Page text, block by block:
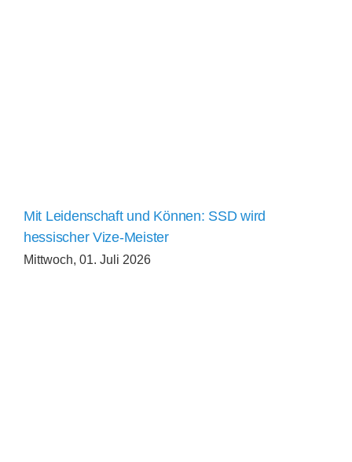
Mit Leidenschaft und Können: SSD wird
hessischer Vize-Meister
Mittwoch, 01. Juli 2026